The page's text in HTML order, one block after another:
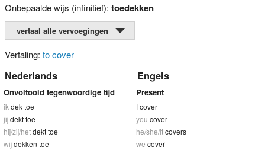
Onbepaalde wijs (infinitief): toedekken
vertaal alle vervoegingen
Vertaling: to cover
Nederlands Engels
Onvoltooid tegenwoordige tijd
ik dek toe
jijdekt toe
hij/zij/hetdekt toe
wijdekken toe
Present
Icover
you cover
he/she/itcovers
we cover